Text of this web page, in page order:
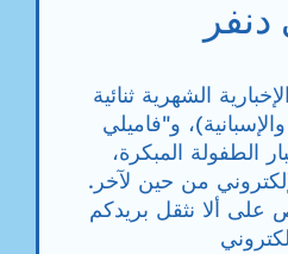
الشهرية ثنائية
و"فاميلي
الطفولة المبكرة،
من حين لآخر.
على ألا نثقل بريدكم